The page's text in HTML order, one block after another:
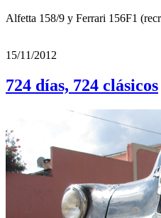
Alfetta 158/9 y Ferrari 156F1
15/11/2012
724 días, 724 clásicos